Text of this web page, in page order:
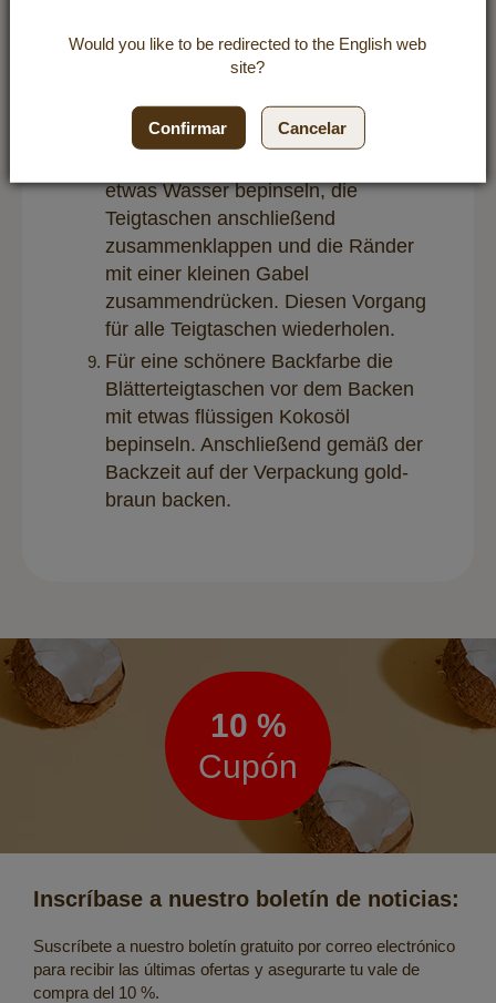
Rechtecke unterteilen. Ca. 1 bis 1,5
EL der Füllung auf einer Hälfte der
Seite mit einem Messer einritzen.
etwas Wasser bepinseln, die
Teigtaschen anschließend
zusammenklappen und die Ränder
mit einer kleinen Gabel
zusammendrücken. Diesen Vorgang
für alle Teigtaschen wiederholen.
Für eine schönere Backfarbe die
Blätterteigtaschen vor dem Backen
mit etwas flüssigen Kokosöl
bepinseln. Anschließend gemäß der
Backzeit auf der Verpackung gold-
braun backen.
Boletín
de
noticias
10 %
Cupón
Inscríbase a nuestro boletín de noticias:
Suscríbete a nuestro boletín gratuito por correo electrónico
para recibir las últimas ofertas y asegurarte tu vale de
compra del 10 %.
Would you like to be redirected to the English web
site?
Confirmar Cancelar